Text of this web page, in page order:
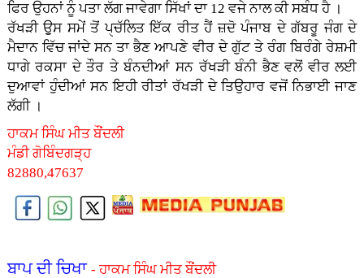
ਫਿਰ ਉਹਨਾਂ ਨੂੰ ਪਤਾ ਲੱਗ ਜਾਵੇਗਾ ਸਿੱਖਾਂ ਦਾ 12 ਵਜੇ ਨਾਲ ਕੀ ਸਬੰਧ ਹੈ ।
ਰੱਖੜੀ ਉੁਸ ਸਮੇਂ ਤੋਂ ਪੑਚੱਲਿਤ ਇੱਕ ਰੀਤ ਹੈਂ ਜ਼ਦੋ ਪੰਜਾਬ ਦੇ ਗੱਬਰੂ ਜੰਗ ਦੇ
ਮੈਦਾਨ ਵਿੱਚ ਜਾਂਦੇ ਸਨ ਤਾ ਭੈਣ ਆਪਣੇ ਵੀਰ ਦੇ ਗੁੱਟ ਤੇ ਰੰਗ ਬਿਰੰਗੇ ਰੇਸ਼ਮੀ
ਧਾਗੇ ਰਕਸਾ ਦੇ ਤੌਰ ਤੇ ਬੰਨਦੀਆਂ ਸਨ ਰੱਖੜੀ ਬੰਨੀ ਭੈਣ ਵਲੋਂ ਵੀਰ ਲਈ
ਦੁਆਵਾਂ ਹੁੰਦੀਆਂ ਸਨ ਇਹੀ ਰੀਤਾਂ ਰੱਖੜੀ ਦੇ ਤਿਉਹਾਰ ਵਜੋਂ ਨਿਭਾਈ ਜਾਣ
ਲੱਗੀ ।
ਹਾਕਮ ਸਿੰਘ ਮੀਤ ਬੌਂਦਲੀ
ਮੰਡੀ ਗੋਬਿੰਦਗੜ੍ਹ
82880,47637
ਬਾਪ ਦੀ ਚਿਖਾ - ਹਾਕਮ ਸਿੰਘ ਮੀਤ ਬੌਂਦਲੀ